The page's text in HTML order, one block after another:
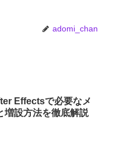
adomi_chan
Effectsで必要なメ
増設方法を徹底解説